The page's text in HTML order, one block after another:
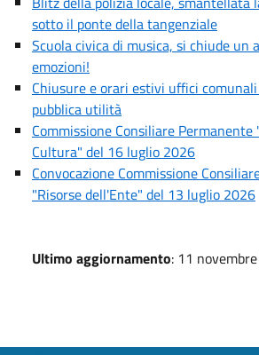
sotto il ponte della tangenziale
Scuola civica di musica, si chiude un
emozioni!
Chiusure e orari estivi uffici
pubblica utilità
Commissione Consiliare Permanente
Cultura" del 16 luglio 2026
Convocazione Commissione
"Risorse dell'Ente" del 13 luglio 2026
Ultimo aggiornamento: 11